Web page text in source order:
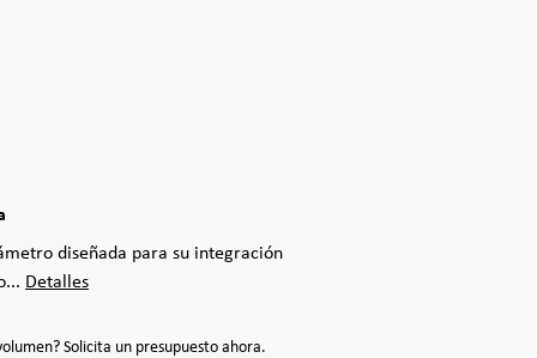
diseñada para su integración
Detalles
Solicita un presupuesto ahora.